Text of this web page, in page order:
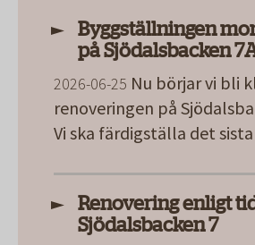
Byggställningen
på Sjödalsbacken
2026-06-25 Nu börjar vi bli
renoveringen på
Vi ska färdigställa det
Renovering enligt
Sjödalsbacken 7